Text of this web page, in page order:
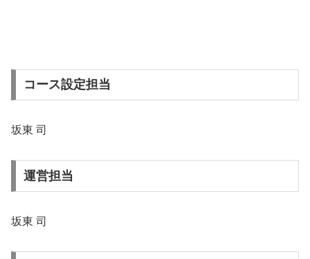
コース設定担当
坂東 司
運営担当
坂東 司